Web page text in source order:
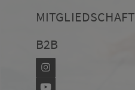
MITGLIEDSCHAFT
B2B